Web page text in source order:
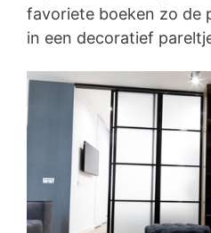
favoriete boeken zo de
in een decoratief